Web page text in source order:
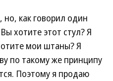
как говорил один
хотите этот стул? Я
мои штаны? Я
по такому же принципу
Поэтому я продаю